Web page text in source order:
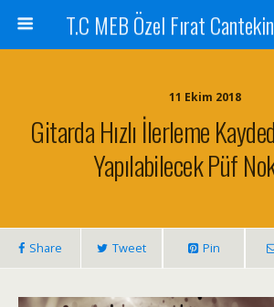
11 Ekim 2018
Gitarda Hızlı İlerleme
Yapılabilecek Püf
Share Tweet Pin